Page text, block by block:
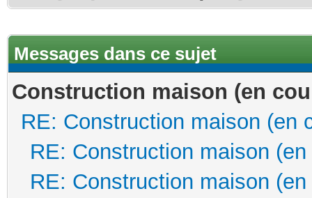
Messages dans ce sujet
Construction maison (en
RE: Construction maison (en
RE: Construction maison
RE: Construction maison